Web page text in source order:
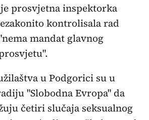
prosvjetna inspektorka
kontrolisala rad
mandat glavnog
u Podgorici su u
"Slobodna Evropa" da
četiri slučaja seksualnog